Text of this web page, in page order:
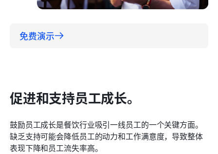
免费演示
促进和支持员工成长。
鼓励员工成长是餐饮行业吸引一线员工的一个关键方面。
缺乏支持可能会降低员工的动力和工作满意度，导致整体
表现下降和员工流失率高。